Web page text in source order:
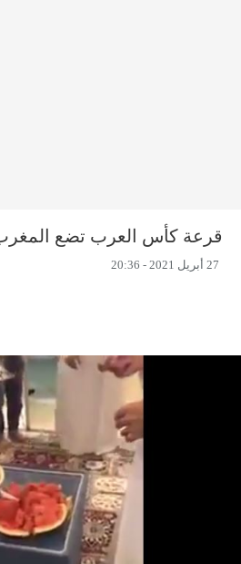
قرعة كأس العرب تضع
27 أبريل 2021 - 20:36